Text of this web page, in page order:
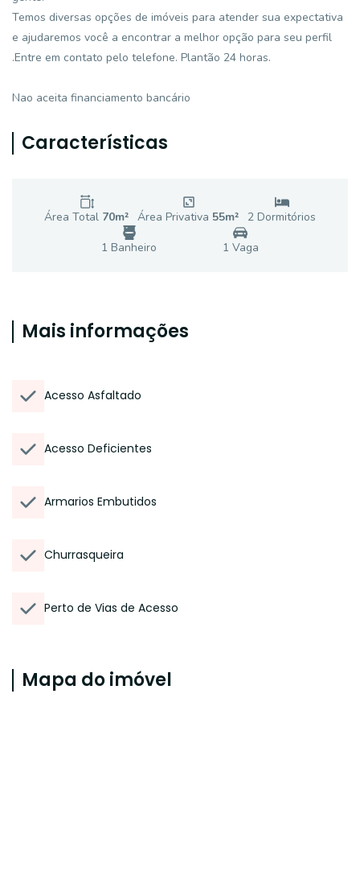
Temos diversas opções de imóveis para atender sua expectativa
e ajudaremos você a encontrar a melhor opção para seu perfil
.Entre em contato pelo telefone. Plantão 24 horas.
Nao aceita financiamento bancário
Características
Área Total 70m² Área Privativa 55m² 2 Dormitórios
1 Banheiro 1 Vaga
Mais informações
Acesso Asfaltado
Acesso Deficientes
Armarios Embutidos
Churrasqueira
Perto de Vias de Acesso
Mapa do imóvel